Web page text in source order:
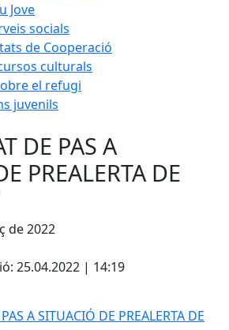
Jove
socials
de Cooperació
culturals
el refugi
juvenils
DE PAS A
PREALERTA DE
de 2022
25.04.2022 | 14:19
A SITUACIÓ DE PREALERTA DE